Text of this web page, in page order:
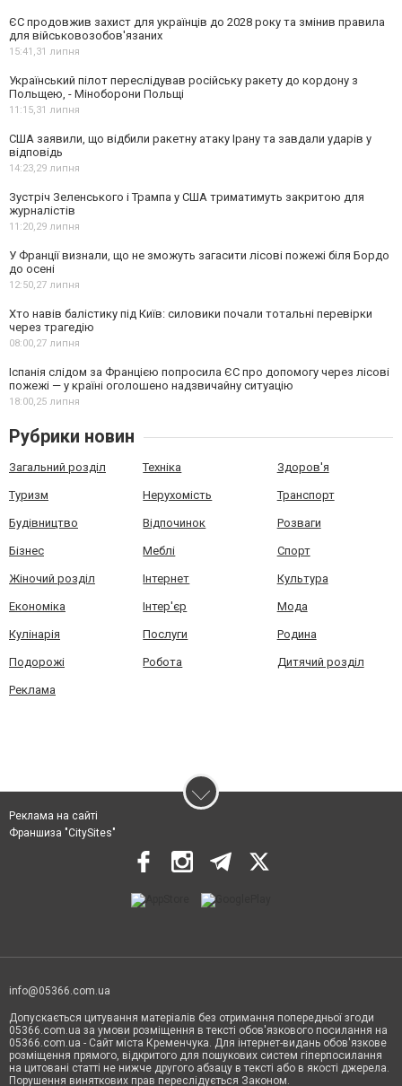
ЄС продовжив захист для українців до 2028 року та змінив правила
для військовозобов'язаних
15:41,31 липня
Український пілот переслідував російську ракету до кордону з
Польщею, - Міноборони Польщі
11:15,31 липня
США заявили, що відбили ракетну атаку Ірану та завдали ударів у
відповідь
14:23,29 липня
Зустріч Зеленського і Трампа у США триматимуть закритою для
журналістів
11:20,29 липня
У Франції визнали, що не зможуть загасити лісові пожежі біля Бордо
до осені
12:50,27 липня
Хто навів балістику під Київ: силовики почали тотальні перевірки
через трагедію
08:00,27 липня
Іспанія слідом за Францією попросила ЄС про допомогу через лісові
пожежі — у країні оголошено надзвичайну ситуацію
18:00,25 липня
Рубрики новин
Загальний розділ Техніка Здоров'я
Туризм Нерухомість Транспорт
Будівництво Відпочинок Розваги
Бізнес Меблі Спорт
Жіночий розділ Інтернет Культура
Економіка Інтер'єр Мода
Кулінарія Послуги Родина
Подорожі Робота Дитячий розділ
Реклама
Реклама на сайті
Франшиза "CitySites"
info@05366.com.ua
Допускається цитування матеріалів без отримання попередньої згоди
05366.com.ua за умови розміщення в тексті обов'язкового посилання на
05366.com.ua - Сайт міста Кременчука. Для інтернет-видань обов'язкове
розміщення прямого, відкритого для пошукових систем гіперпосилання
на цитовані статті не нижче другого абзацу в тексті або в якості джерела.
Порушення виняткових прав переслідується Законом.